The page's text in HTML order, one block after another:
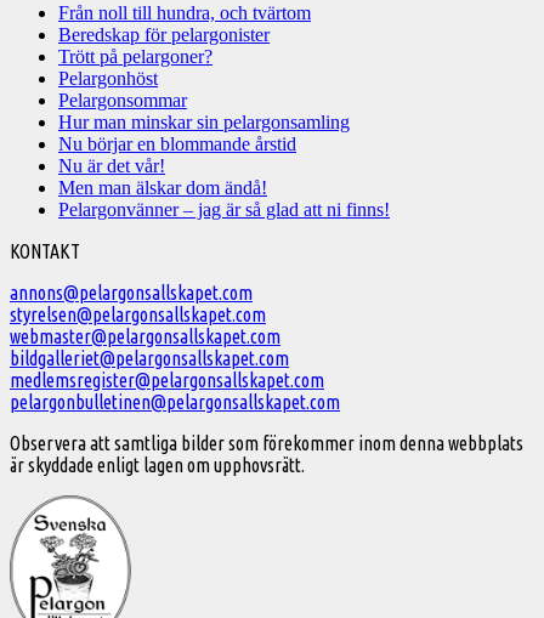
Från noll till hundra, och tvärtom
Beredskap för pelargonister
Trött på pelargoner?
Pelargonhöst
Pelargonsommar
Hur man minskar sin pelargonsamling
Nu börjar en blommande årstid
Nu är det vår!
Men man älskar dom ändå!
Pelargonvänner – jag är så glad att ni finns!
Välkommen
till
Svenska
Pelargonsällskapet
KONTAKT
annons@pelargonsallskapet.com
styrelsen@pelargonsallskapet.com
webmaster@pelargonsallskapet.com
bildgalleriet@pelargonsallskapet.com
medlemsregister@pelargonsallskapet.com
pelargonbulletinen@pelargonsallskapet.com
Observera att samtliga bilder som förekommer inom denna webbplats
är skyddade enligt lagen om upphovsrätt.